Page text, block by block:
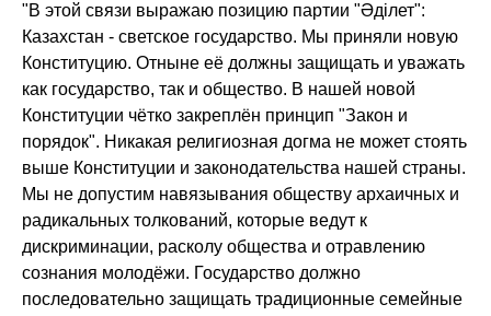
"В этой связи выражаю позицию партии "Әділет":
Казахстан - светское государство. Мы приняли новую
Конституцию. Отныне её должны защищать и уважать
как государство, так и общество. В нашей новой
Конституции чётко закреплён принцип "Закон и
порядок". Никакая религиозная догма не может стоять
выше Конституции и законодательства нашей страны.
Мы не допустим навязывания обществу архаичных и
радикальных толкований, которые ведут к
дискриминации, расколу общества и отравлению
сознания молодёжи. Государство должно
последовательно защищать традиционные семейные